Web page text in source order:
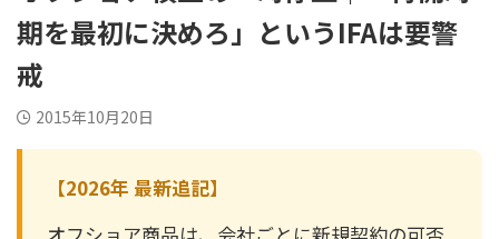
期を最初に決めろ」というIFAは要警
戒
2015年10月20日
【2026年 最新追記】